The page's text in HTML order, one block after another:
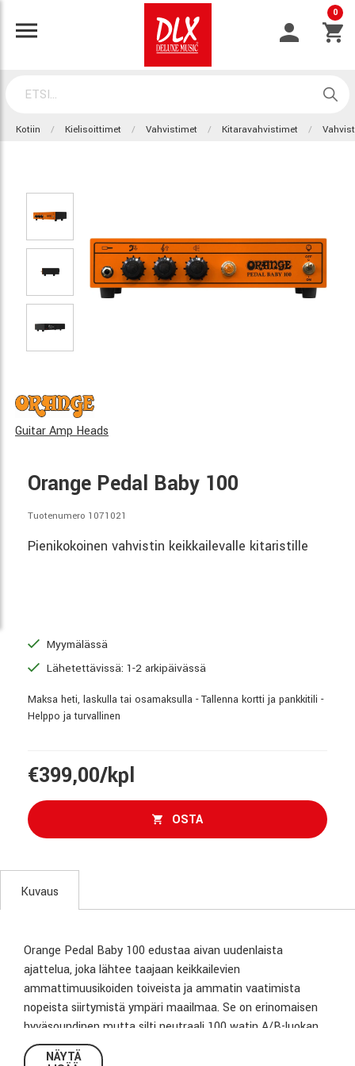
0
Kotiin Kielisoittimet Vahvistimet Kitaravahvistimet
Guitar Amp Heads
Orange Pedal Baby 100
Tuotenumero 1071021
Pienikokoinen vahvistin keikkailevalle kitaristille
Myymälässä
Lähetettävissä: 1-2 arkipäivässä
Maksa heti, laskulla tai osamaksulla - Tallenna kortti ja pankkitili -
Helppo ja turvallinen
€399,00/kpl
OSTA
Kuvaus
Orange Pedal Baby 100 edustaa aivan uudenlaista
ajattelua, joka lähtee taajaan keikkailevien
ammattimuusikoiden toiveista ja ammatin vaatimista
nopeista siirtymistä ympäri maailmaa. Se on erinomaisen
hyväsoundinen mutta silti neutraali 100 watin A/B-luokan
vahvistin, joka on suunniteltu soittajille jotka hakevat
NÄYTÄ